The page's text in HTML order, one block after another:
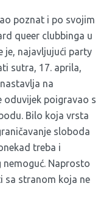
poznat i po svojim
queer clubbinga u
je, najavljujući party
sutra, 17. aprila,
na
oduvijek poigravao s
Bilo koja vrsta
sloboda
treba i
Naprosto
sa stranom koja ne